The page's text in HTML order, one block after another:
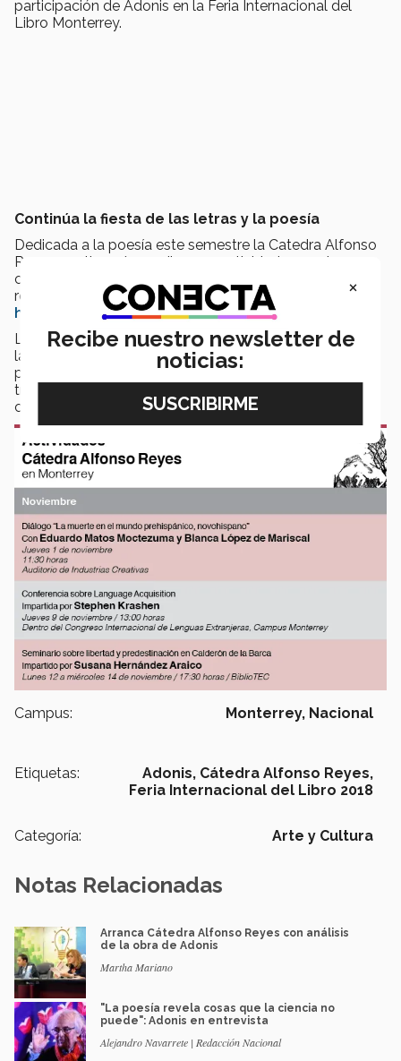
participación de Adonis en la Feria Internacional del
Libro Monterrey.
Continúa la fiesta de las letras y la poesía
Dedicada a la poesía este semestre la Catedra Alfonso
Reyes continuará con diversas actividades en el
campus Monterrey hasta el mes de noviembre, puedes
revisar la programación completa en la página
http://catedraalfonsoreyes.org/
La cátedra está enfocada en brindar una mezcla entre
las expresiones contemporáneas y tradicionales de la
poesía con lo que se busca dar a conocer cómo a
través de las herramientas modernas se puede crear
contenido poético.
Campus: Monterrey, Nacional
Etiquetas: Adonis, Cátedra Alfonso Reyes,
Feria Internacional del Libro 2018
Categoría: Arte y Cultura
Notas Relacionadas
Arranca Cátedra Alfonso Reyes con análisis
de la obra de Adonis
Martha Mariano
"La poesía revela cosas que la ciencia no
puede": Adonis en entrevista
Alejandro Navarrete | Redacción Nacional
×
Recibe nuestro newsletter de
noticias: